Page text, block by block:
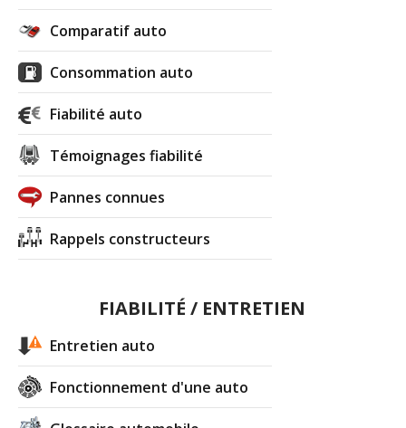
Comparatif auto
Consommation auto
Fiabilité auto
Témoignages fiabilité
Pannes connues
Rappels constructeurs
FIABILITÉ / ENTRETIEN
Entretien auto
Fonctionnement d'une auto